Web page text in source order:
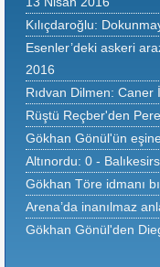
Kılıçdaroğlu:
Esenler’deki askeri
2016
Rıdvan Dilmen: Caner
Rüştü Reçber'den
Gökhan Gönül'ün
Altınordu: 0 -
Gökhan Töre idmanı
Arena’da inanılmaz
Gökhan Gönül'den